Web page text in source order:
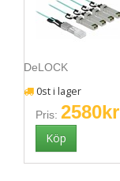
DeLOCK
0st i lager
Pris: 2580kr